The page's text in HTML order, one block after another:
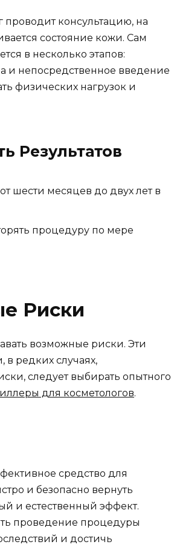
консультацию, на
состояние кожи. Сам
в несколько этапов:
и непосредственное введение
физических нагрузок и
Результатов
шести месяцев до двух лет в
процедуру по мере
Риски
возможные риски. Эти
в редких случаях,
следует выбирать опытного
для косметологов.
средство для
и безопасно вернуть
и естественный эффект.
проведение процедуры
и достичь